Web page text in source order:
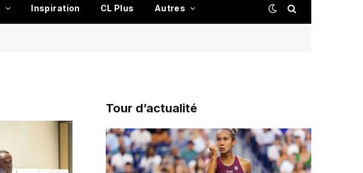
Inspiration CL Plus Autres
Tour d’actualité